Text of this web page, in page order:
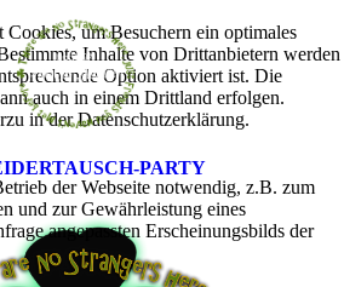
PARTY
Cookies, um Besuchern ein optimales
Inhalte von Drittanbietern werden
Option aktiviert ist. Die
auch in einem Drittland erfolgen.
in der Datenschutzerklärung.
der Webseite notwendig, z.B. zum
und zur Gewährleistung eines
angepassten Erscheinungsbilds der